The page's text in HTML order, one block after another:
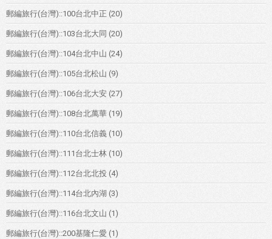
郵編旅行(台灣)::100台北中正 (20)
郵編旅行(台灣)::103台北大同 (20)
郵編旅行(台灣)::104台北中山 (24)
郵編旅行(台灣)::105台北松山 (9)
郵編旅行(台灣)::106台北大安 (27)
郵編旅行(台灣)::108台北萬華 (19)
郵編旅行(台灣)::110台北信義 (10)
郵編旅行(台灣)::111台北士林 (10)
郵編旅行(台灣)::112台北北投 (4)
郵編旅行(台灣)::114台北內湖 (3)
郵編旅行(台灣)::116台北文山 (1)
郵編旅行(台灣)::200基隆仁愛 (1)